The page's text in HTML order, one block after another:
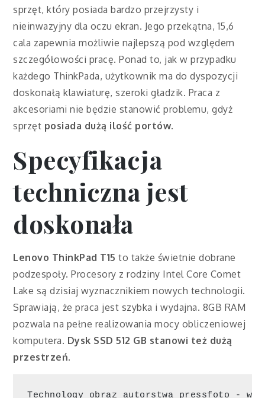
sprzęt, który posiada bardzo przejrzysty i
nieinwazyjny dla oczu ekran. Jego przekątna, 15,6
cala zapewnia możliwie najlepszą pod względem
szczegółowości pracę. Ponad to, jak w przypadku
każdego ThinkPada, użytkownik ma do dyspozycji
doskonałą klawiaturę, szeroki gładzik. Praca z
akcesoriami nie będzie stanowić problemu, gdyż
sprzęt posiada dużą ilość portów.
Specyfikacja
techniczna jest
doskonała
Lenovo ThinkPad T15 to także świetnie dobrane
podzespoły. Procesory z rodziny Intel Core Comet
Lake są dzisiaj wyznacznikiem nowych technologii.
Sprawiają, że praca jest szybka i wydajna. 8GB RAM
pozwala na pełne realizowania mocy obliczeniowej
komputera. Dysk SSD 512 GB stanowi też dużą
przestrzeń.
Technology obraz autorstwa pressfoto -